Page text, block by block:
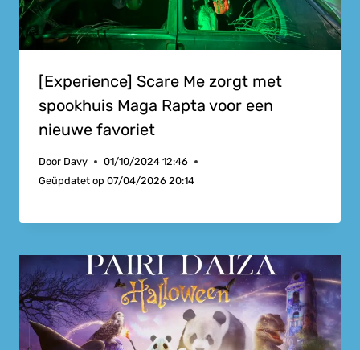
[Experience] Scare Me zorgt met
spookhuis Maga Rapta voor een
nieuwe favoriet
Door Davy
01/10/2024 12:46
Geüpdatet op 07/04/2026 20:14